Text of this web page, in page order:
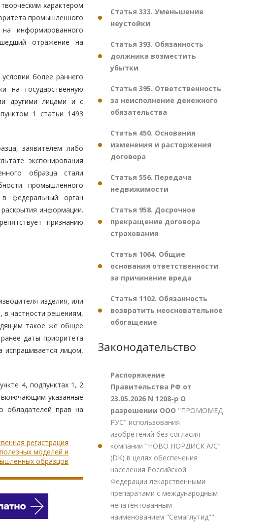
характером
промышленного
информированного
отражение на
более раннего
на государственную
другими лицами и с
1 статьи 1493
заявителем либо
экспонирования
образца стали
промышленного
федеральный орган
информации.
признанию
изделия, или
в частности решениям,
такое же общее
даты приоритета
испрашивается лицом,
4, подпунктах 1, 2
указанные
обладателей прав на
регистрация
моделей и
образцов
Статья 333. Уменьшение
неустойки
Статья 393. Обязанность
должника возместить
убытки
Статья 395. Ответственность
за неисполнение денежного
обязательства
Статья 450. Основания
изменения и расторжения
договора
Статья 556. Передача
недвижимости
Статья 958. Досрочное
прекращение договора
страхования
Статья 1064. Общие
основания ответственности
за причинение вреда
Статья 1102. Обязанность
возвратить неосновательное
обогащение
Законодательство
Распоряжение
Правительства РФ от
23.05.2026 N 1208-р О
разрешении ООО "ПРОМОМЕД
РУС" использования
изобретений без согласия
компании "НОВО НОРДИСК А/С"
(DK) в целях обеспечения
населения Российской
Федерации лекарственными
препаратами с международным
непатентованным
наименованием "Семаглутид""